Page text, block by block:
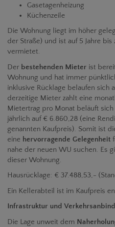
Gasetagenheizung
Küchenzeile
Die Wohnung liegt im höher
der Straße) und ist auf 5 Jahre
vermietet.
Der bestehenden Mieter ist
Wohnung und hat immer
inklusive Rücklage belaufen sich
derzeitige Mieter zahlt eine
Mietertrag pro Monat beläuft sich
jährlich auf € 6.860,28 (eine
genannten Kaufpreis). Somit ist
eine hervorragende Gelegenheit
nahe der neuen WU suchen. Es
dieser Wohnung.
Hausrücklage: € 37.488,53,-
Ein Kellerabteil ist im Kaufpreis
Infrastruktur und
Die Lage unweit dem